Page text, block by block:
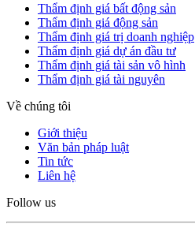
Thẩm định giá bất động sản
Thẩm định giá động sản
Thẩm định giá trị doanh nghiệp
Thẩm định giá dự án đầu tư
Thẩm định giá tài sản vô hình
Thẩm định giá tài nguyên
Về chúng tôi
Giới thiệu
Văn bản pháp luật
Tin tức
Liên hệ
Follow us